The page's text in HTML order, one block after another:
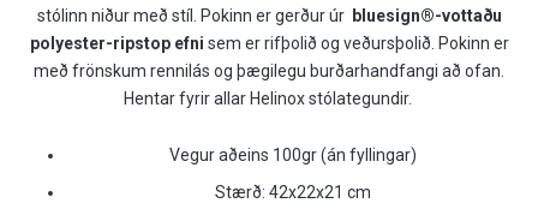
stólinn niður með stíl. Pokinn er gerður úr bluesign®-vottaðu
polyester-ripstop efni sem er rifþolið og veðursþolið. Pokinn er
með frönskum rennilás og þægilegu burðarhandfangi að ofan.
Hentar fyrir allar Helinox stólategundir.
Vegur aðeins 100gr (án fyllingar)
Stærð: 42x22x21 cm